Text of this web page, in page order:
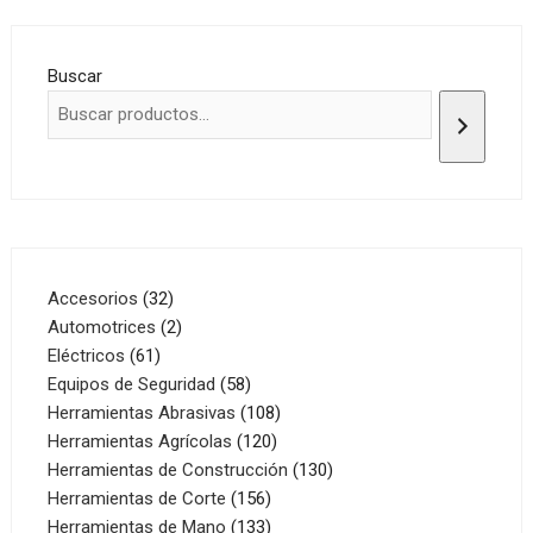
Buscar
Accesorios 3232
productos
Automotrices 22
Eléctricos 6161
productos
Equipos de Seguridad 5858
productos
Herramientas Abrasivas 108108
productos
Herramientas Agrícolas 120120
productos
Herramientas de Construcción 130130
Herramientas de Corte 156156
productos
Herramientas de Mano 133133